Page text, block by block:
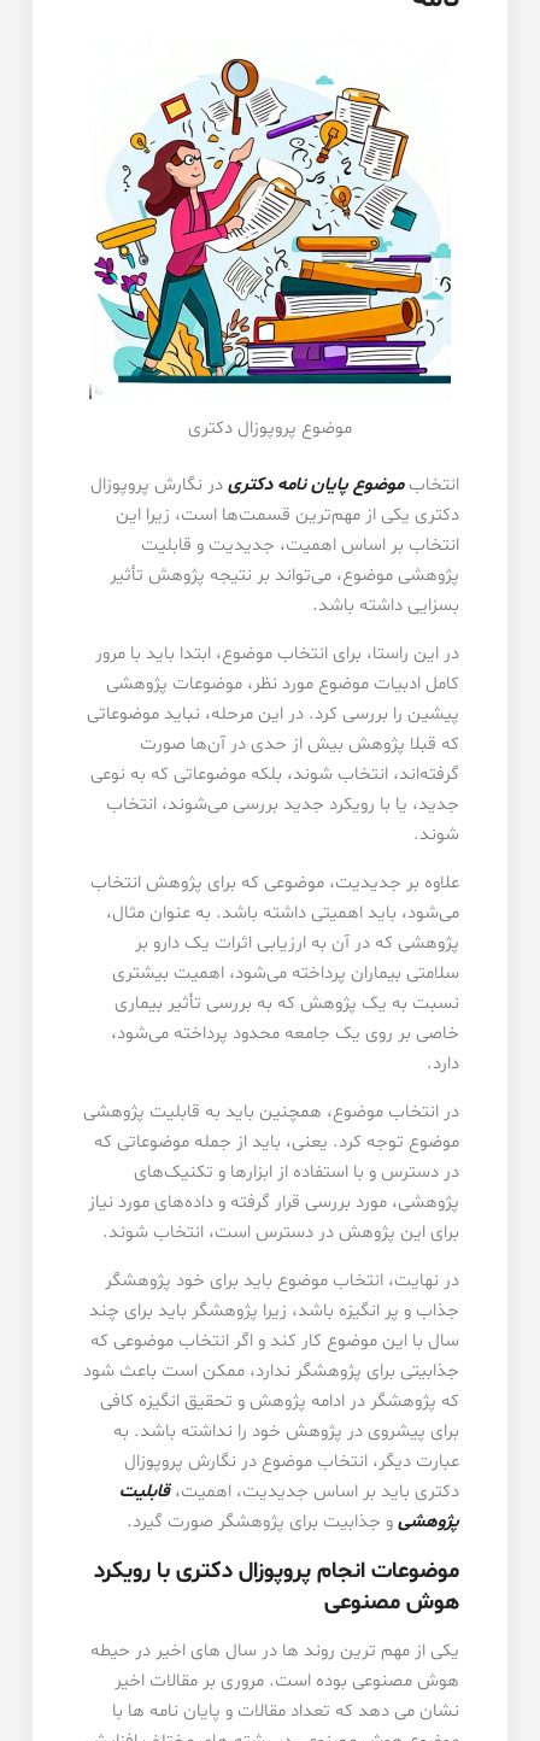
موضوع پروپوزال دکتری
انتخابموضوع پایان نامه دکتریدر نگارش پروپوزال
دکتری یکی از مهم‌ترین قسمت‌ها است، زیرا این
انتخاب بر اساس اهمیت، جدیدیت و قابلیت
پژوهشی موضوع، می‌تواند بر نتیجه پژوهش تأثیر
بسزایی داشته باشد.
در این راستا، برای انتخاب موضوع، ابتدا باید با مرور
کامل ادبیات موضوع مورد نظر، موضوعات پژوهشی
پیشین را بررسی کرد. در این مرحله، نباید موضوعاتی
که قبلا پژوهش بیش از حدی در آن‌ها صورت
گرفته‌اند، انتخاب شوند، بلکه موضوعاتی که به نوعی
جدید، یا با رویکرد جدید بررسی می‌شوند، انتخاب
شوند.
علاوه بر جدیدیت، موضوعی که برای پژوهش انتخاب
می‌شود، باید اهمیتی داشته باشد. به عنوان مثال،
پژوهشی که در آن به ارزیابی اثرات یک دارو بر
سلامتی بیماران پرداخته می‌شود، اهمیت بیشتری
نسبت به یک پژوهش که به بررسی تأثیر بیماری
خاصی بر روی یک جامعه محدود پرداخته می‌شود،
دارد.
در انتخاب موضوع، همچنین باید به قابلیت پژوهشی
موضوع توجه کرد. یعنی، باید از جمله موضوعاتی که
در دسترس و با استفاده از ابزارها و تکنیک‌های
پژوهشی، مورد بررسی قرار گرفته و داده‌های مورد نیاز
برای این پژوهش در دسترس است، انتخاب شوند.
در نهایت، انتخاب موضوع باید برای خود پژوهشگر
جذاب و پر انگیزه باشد، زیرا پژوهشگر باید برای چند
سال با این موضوع کار کند و اگر انتخاب موضوعی که
جذابیتی برای پژوهشگر ندارد، ممکن است باعث شود
که پژوهشگر در ادامه پژوهش و تحقیق انگیزه کافی
برای پیشروی در پژوهش خود را نداشته باشد. به
عبارت دیگر، انتخاب موضوع در نگارش پروپوزال
دکتری باید بر اساس جدیدیت، اهمیت،قابلیت
پژوهشیو جذابیت برای پژوهشگر صورت گیرد.
موضوعات انجام پروپوزال دکتری با رویکرد
هوش مصنوعی
یکی از مهم ترین روند ها در سال های اخیر در حیطه
هوش مصنوعی بوده است. مروری بر مقالات اخیر
نشان می دهد که تعداد مقالات و پایان نامه ها با